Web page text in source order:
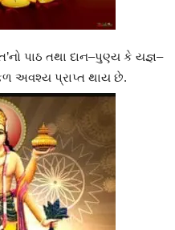
’નો પાઠ તથા દાન–પુણ્ય કે યજ્ઞ–
અવશ્ય પ્રાપ્ત થાય છે.